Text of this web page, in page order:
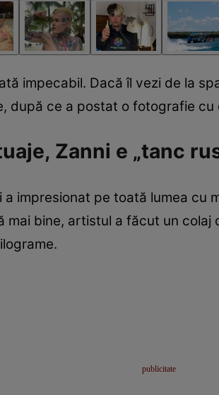
impecabil. Dacă îl vezi de la
după ce a postat o fotografie cu
Zanni e „tanc
impresionat pe toată lumea cu
mai bine, artistul a făcut un